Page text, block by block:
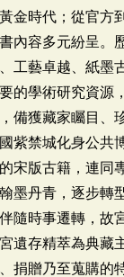
金時代；從官方
內容多元紛呈。
工藝卓越、紙墨
的學術研究資源
備獲藏家矚目、
紫禁城化身公共
宋版古籍，連同
墨丹青，逐步轉
隨時事遷轉，故
遺存精萃為典藏
捐贈乃至蒐購的